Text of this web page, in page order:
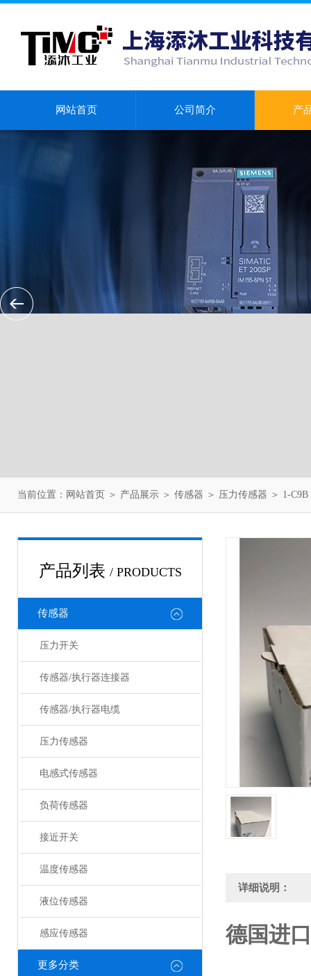
网站首页 公司简介 产
当前位置： 网站首页 ＞ 产品展示 ＞ 传感器 ＞ 压力传感器 ＞ 1-
产品列表 / PRODUCTS
传感器
压力开关
传感器/执行器连接器
传感器/执行器电缆
压力传感器
电感式传感器
负荷传感器
接近开关
温度传感器
液位传感器
感应传感器
更多分类
详细说明：
德国进